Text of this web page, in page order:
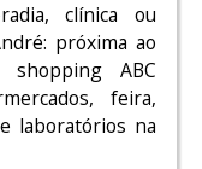
clínica ou
próxima ao
shopping ABC
feira,
laboratórios na